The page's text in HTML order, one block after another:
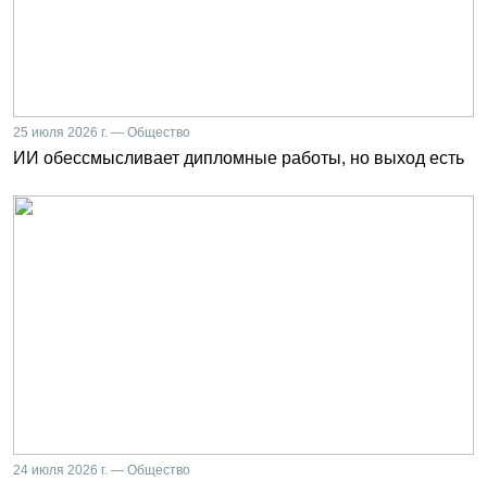
25 июля 2026 г. — Общество
ИИ обессмысливает дипломные работы, но выход есть
24 июля 2026 г. — Общество